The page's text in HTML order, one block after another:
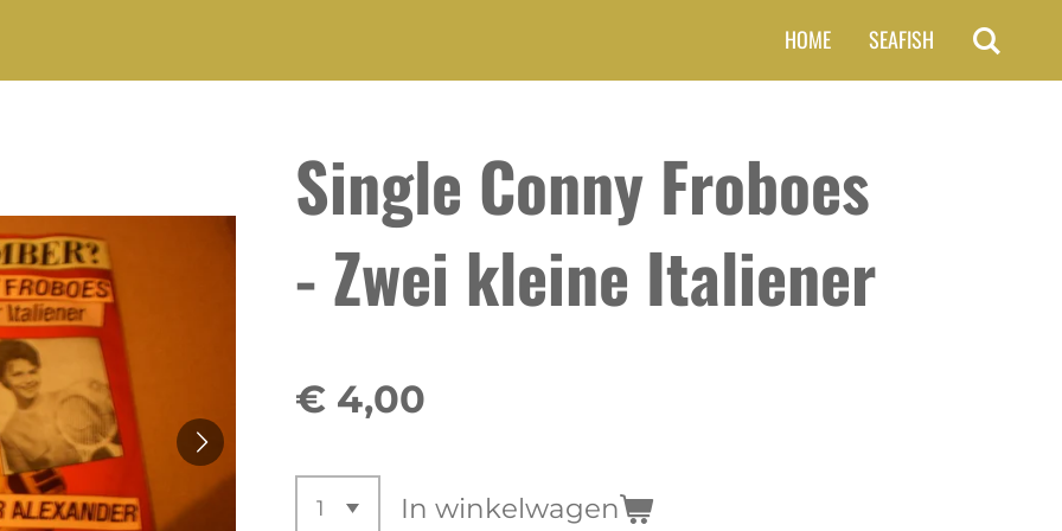
HOME SEAFISH
Single Conny Froboes
- Zwei kleine Italiener
€ 4,00
In winkelwagen